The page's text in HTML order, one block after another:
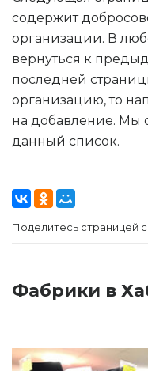
содержит
организации. В
вернуться к
последней
организацию, то
на добавление. Мы
данный список.
Поделитесь страницей
Фабрики в